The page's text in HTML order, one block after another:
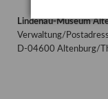
Lindenau-Museum
Verwaltung/
D-04600 Altenburg/